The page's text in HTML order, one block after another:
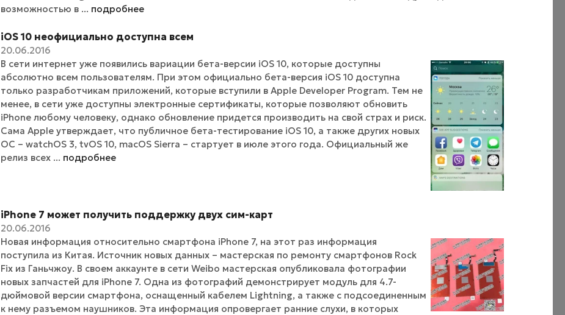
возможностью в ... подробнее
iOS 10 неофициально доступна всем
20.06.2016
В сети интернет уже появились вариации бета-версии iOS 10, которые доступны
абсолютно всем пользователям. При этом официально бета-версия iOS 10 доступна
только разработчикам приложений, которые вступили в Apple Developer Program. Тем не
менее, в сети уже доступны электронные сертификаты, которые позволяют обновить
iPhone любому человеку, однако обновление придется производить на свой страх и риск.
Сама Apple утверждает, что публичное бета-тестирование iOS 10, а также других новых
ОС – watchOS 3, tvOS 10, macOS Sierra – стартует в июле этого года. Официальный же
релиз всех ... подробнее
iPhone 7 может получить поддержку двух сим-карт
20.06.2016
Новая информация относительно смартфона iPhone 7, на этот раз информация
поступила из Китая. Источник новых данных – мастерская по ремонту смартфонов Rock
Fix из Ганьчжоу. В своем аккаунте в сети Weibo мастерская опубликовала фотографии
новых запчастей для iPhone 7. Одна из фотографий демонстрирует модуль для 4.7-
дюймовой версии смартфона, оснащенный кабелем Lightning, а также с подсоединенным
к нему разъемом наушников. Эта информация опровергает ранние слухи, в которых